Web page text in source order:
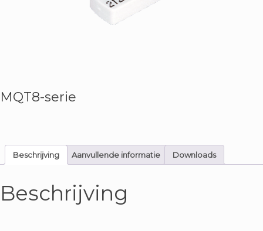
MQT8-serie
Beschrijving Aanvullende informatie Downloads
Beschrijving